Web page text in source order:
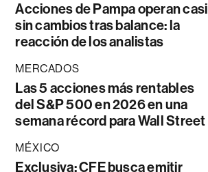
Acciones de Pampa operan casi
sin cambios tras balance: la
reacción de los analistas
MERCADOS
Las 5 acciones más rentables
del S&P 500 en 2026 en una
semana récord para Wall Street
MÉXICO
Exclusiva: CFE busca emitir